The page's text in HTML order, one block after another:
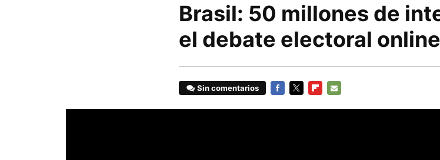
Brasil: 50 millones de
el debate electoral online
Sin comentarios